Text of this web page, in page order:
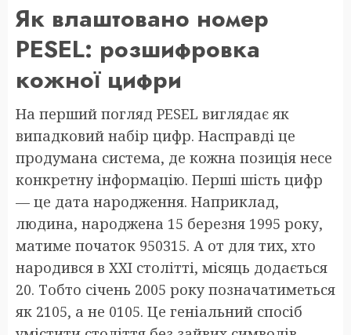
Як влаштовано номер
PESEL: розшифровка
кожної цифри
На перший погляд PESEL виглядає як
випадковий набір цифр. Насправді це
продумана система, де кожна позиція несе
конкретну інформацію. Перші шість цифр
— це дата народження. Наприклад,
людина, народжена 15 березня 1995 року,
матиме початок 950315. А от для тих, хто
народився в XXI столітті, місяць додається
20. Тобто січень 2005 року позначатиметься
як 2105, а не 0105. Це геніальний спосіб